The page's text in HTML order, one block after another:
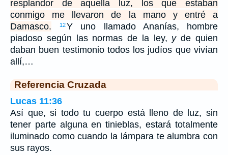
resplandor de aquella luz, los que estaban
conmigo me llevaron de la mano y entré a
Damasco.
12Y uno llamado Ananías, hombre
piadoso según las normas de la ley, yde quien
daban buen testimonio todos los judíos que vivían
allí,…
Referencia Cruzada
Lucas 11:36
Así que, si todo tu cuerpo está lleno de luz, sin
tener parte alguna en tinieblas, estará totalmente
iluminado como cuando la lámpara te alumbra con
sus rayos.